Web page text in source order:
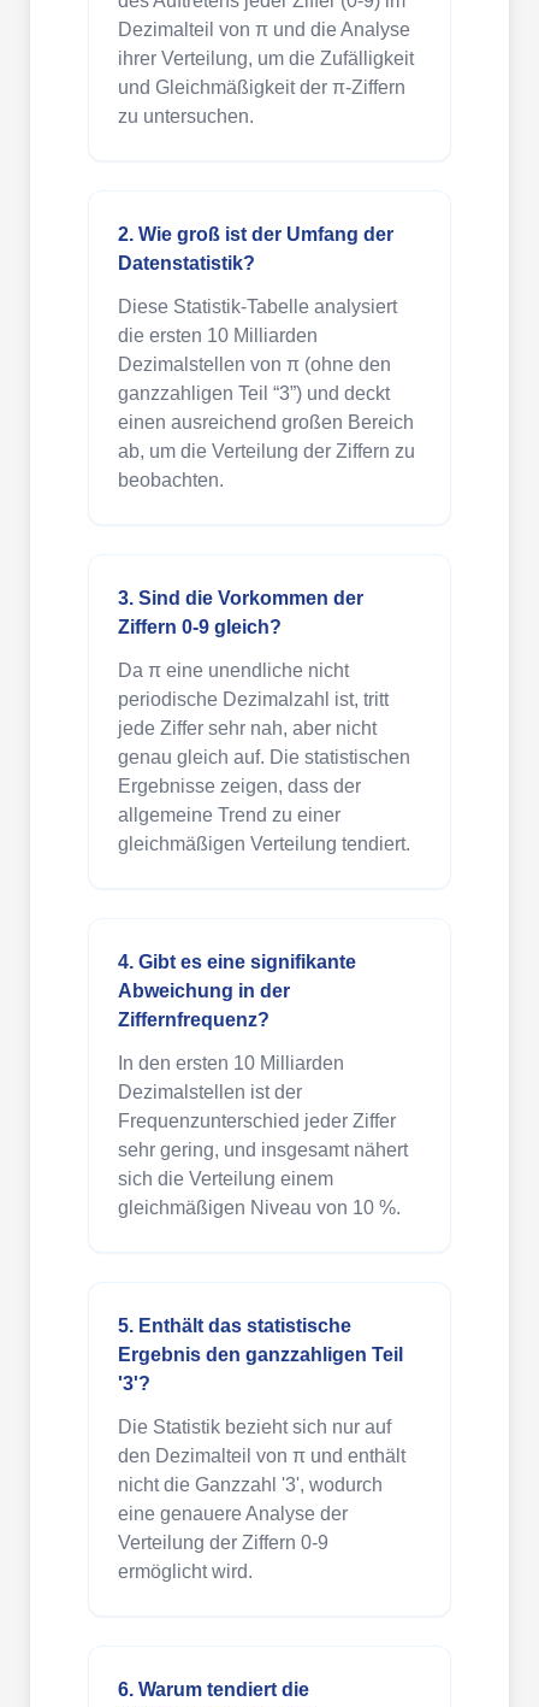
Dezimalteil von π und die Analyse
ihrer Verteilung, um die Zufälligkeit
und Gleichmäßigkeit der π-Ziffern
zu untersuchen.
2. Wie groß ist der Umfang der
Datenstatistik?
Diese Statistik-Tabelle analysiert
die ersten 10 Milliarden
Dezimalstellen von π (ohne den
ganzzahligen Teil “3”) und deckt
einen ausreichend großen Bereich
ab, um die Verteilung der Ziffern zu
beobachten.
3. Sind die Vorkommen der
Ziffern 0-9 gleich?
Da π eine unendliche nicht
periodische Dezimalzahl ist, tritt
jede Ziffer sehr nah, aber nicht
genau gleich auf. Die statistischen
Ergebnisse zeigen, dass der
allgemeine Trend zu einer
gleichmäßigen Verteilung tendiert.
4. Gibt es eine signifikante
Abweichung in der
Ziffernfrequenz?
In den ersten 10 Milliarden
Dezimalstellen ist der
Frequenzunterschied jeder Ziffer
sehr gering, und insgesamt nähert
sich die Verteilung einem
gleichmäßigen Niveau von 10 %.
5. Enthält das statistische
Ergebnis den ganzzahligen Teil
'3'?
Die Statistik bezieht sich nur auf
den Dezimalteil von π und enthält
nicht die Ganzzahl '3', wodurch
eine genauere Analyse der
Verteilung der Ziffern 0-9
ermöglicht wird.
6. Warum tendiert die